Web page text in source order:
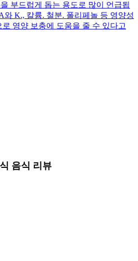
부드럽게 돕는 용도로 많이 언급됩
와 K., 칼륨. 철분. 폴리페놀 등 영양성
영양 보충에 도움을 줄 수 있다고
음식 리뷰